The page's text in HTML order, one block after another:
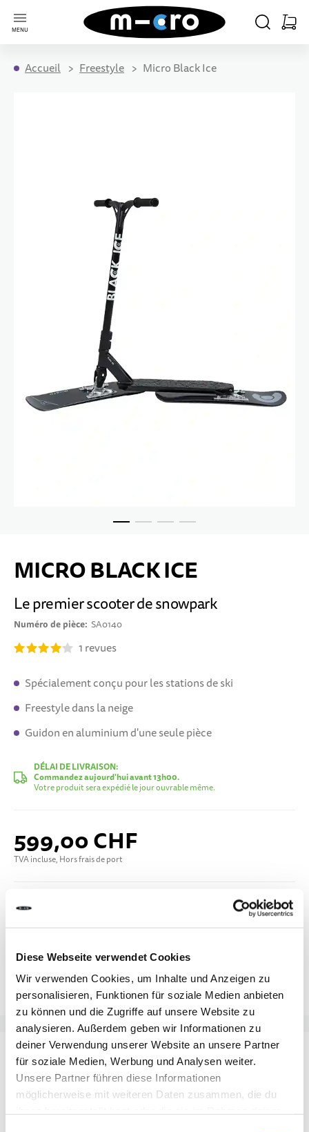
Diese Webseite verwendet Cookies
Wir verwenden Cookies, um Inhalte und Anzeigen zu
personalisieren, Funktionen für soziale Medien anbieten
zu können und die Zugriffe auf unsere Website zu
analysieren. Außerdem geben wir Informationen zu
deiner Verwendung unserer Website an unsere Partner
für soziale Medien, Werbung und Analysen weiter.
Unsere Partner führen diese Informationen
möglicherweise mit weiteren Daten zusammen, die du
MENU
Aller à la page d'accueil
CHERCHER
Accueil Freestyle Micro Black Ice
MICRO BLACK ICE
Le premier scooter de snowpark
Numéro de pièce SA0140
1 revues
Spécialement conçu pour les stations de ski
Freestyle dans la neige
Guidon en aluminium d'une seule pièce
DÉLAI DE LIVRAISON:
Commandez aujourd'hui avant 13h00.
Votre produit sera expédié le jour ouvrable même.
599,00 CHF
TVA incluse, Hors frais de port
Ajouter à la liste d'achats
Ajouter au comparateur
DÉTAILS
Après trois ans de développement et d'essais, nous